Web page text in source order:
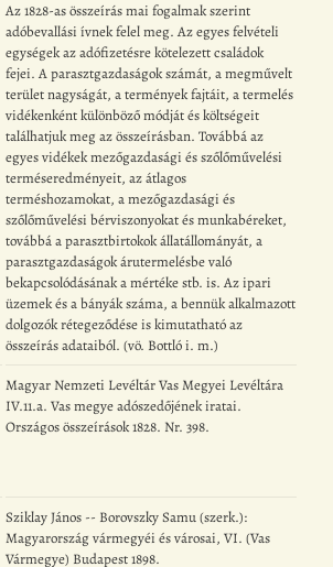
Az 1828-as összeírás mai fogalmak szerint
adóbevallási ívnek felel meg. Az egyes felvételi
egységek az adófizetésre kötelezett családok
fejei. A parasztgazdaságok számát, a megművelt
terület nagyságát, a termények fajtáit, a termelés
vidékenként különböző módját és költségeit
találhatjuk meg az összeírásban. Továbbá az
egyes vidékek mezőgazdasági és szőlőművelési
terméseredményeit, az átlagos
terméshozamokat, a mezőgazdasági és
szőlőművelési bérviszonyokat és munkabéreket,
továbbá a parasztbirtokok állatállományát, a
parasztgazdaságok árutermelésbe való
bekapcsolódásának a mértéke stb. is. Az ipari
üzemek és a bányák száma, a bennük alkalmazott
dolgozók rétegeződése is kimutatható az
összeírás adataiból. (vö. Bottló i. m.)
Magyar Nemzeti Levéltár Vas Megyei Levéltára
IV.11.a. Vas megye adószedőjének iratai.
Országos összeírások 1828. Nr. 398.
Sziklay János -- Borovszky Samu (szerk.):
Magyarország vármegyéi és városai, VI. (Vas
Vármegye) Budapest 1898.